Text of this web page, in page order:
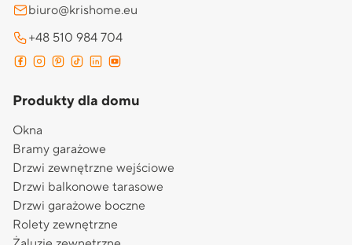
biuro@krishome.eu
+48 510 984 704
Produkty dla domu
Okna
Bramy garażowe
Drzwi zewnętrzne wejściowe
Drzwi balkonowe tarasowe
Drzwi garażowe boczne
Rolety zewnętrzne